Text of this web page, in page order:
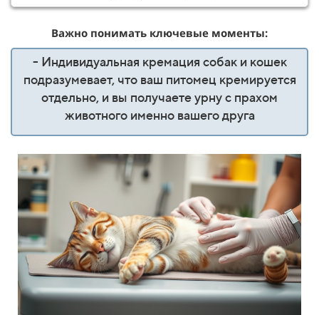
Важно понимать ключевые моменты:
- Индивидуальная кремация собак и кошек
подразумевает, что ваш питомец кремируется
отдельно, и вы получаете урну с прахом
животного именно вашего друга